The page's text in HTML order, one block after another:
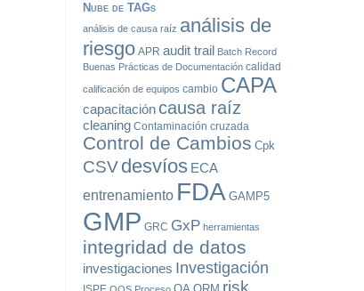
Nube de TAGs
análisis de causa raíz análisis de
riesgo APR audit trail Batch Record
Buenas Prácticas de Documentación calidad
calificación de equipos cambio CAPA
capacitacióncausa raíz
cleaning Contaminación cruzada
Control de Cambios Cpk
CSVdesvíos ECA
entrenamiento FDA GAMP5
GMP GRC GxP herramientas
integridad de datos
investigaciones Investigación
risk